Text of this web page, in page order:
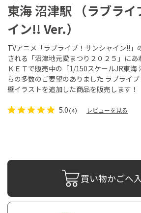
東海 沼津駅 （ラブライ
イン!! Ver.）
TVアニメ「ラブライブ！サンシャイン!!」
される「沼津地元愛まつり２０２５」にあ
ＫＥＴで販売中の「1/150スケールJR東海
らの多数のご要望のありました ラブライ
壁イラストを追加した商品を販売します！
5.0（4） レビューを見る
買い物かごへ